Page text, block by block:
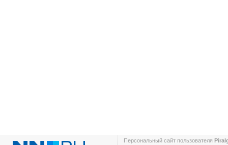
Персональный сайт пользователя